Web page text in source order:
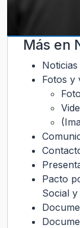
Más en
Noticias
Fotos y
Pacto
Social y